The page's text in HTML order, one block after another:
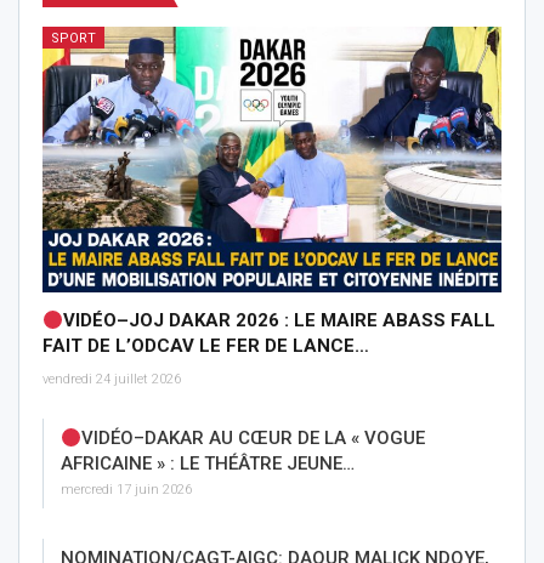
SPORT
VIDÉO–JOJ DAKAR 2026 : LE MAIRE ABASS FALL
FAIT DE L’ODCAV LE FER DE LANCE…
vendredi 24 juillet 2026
VIDÉO–DAKAR AU CŒUR DE LA « VOGUE
AFRICAINE » : LE THÉÂTRE JEUNE…
mercredi 17 juin 2026
NOMINATION/CAGT-AIGC: DAOUR MALICK NDOYE,